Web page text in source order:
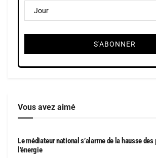
Vous avez aimé
Le médiateur national s’alarme de la hausse des
l’énergie